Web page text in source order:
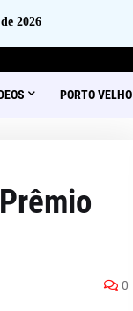
2026
PORTO VELHO
0